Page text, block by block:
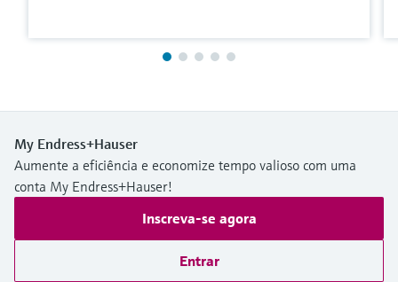
My Endress+Hauser
Aumente a eficiência e economize tempo valioso com uma
conta My Endress+Hauser!
Inscreva-se agora
Entrar